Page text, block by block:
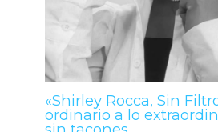
«Shirley Rocca, Sin
ordinario a lo